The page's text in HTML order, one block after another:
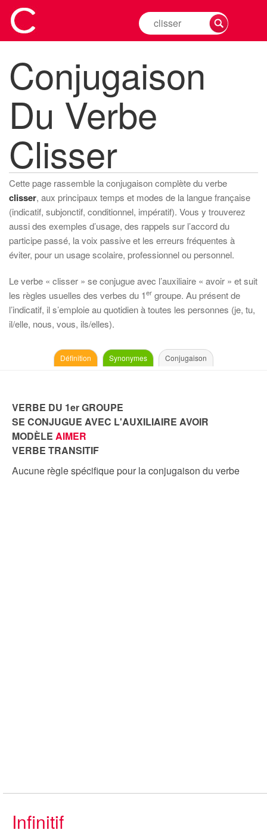
Rechercher
la
d'un
verbe
Conjugaison
Du Verbe
Clisser
Cette page rassemble la conjugaison complète du verbe
clisser, aux principaux temps et modes de la langue française
(indicatif, subjonctif, conditionnel, impératif). Vous y trouverez
aussi des exemples d’usage, des rappels sur l’accord du
participe passé, la voix passive et les erreurs fréquentes à
éviter, pour un usage scolaire, professionnel ou personnel.
Le verbe « clisser » se conjugue avec l’auxiliaire « avoir » et suit
les règles usuelles des verbes du 1er groupe. Au présent de
l’indicatif, il s’emploie au quotidien à toutes les personnes (je, tu,
il/elle, nous, vous, ils/elles).
Définition Synonymes Conjugaison
VERBE DU 1er GROUPE
SE CONJUGUE AVEC L'AUXILIAIRE AVOIR
MODÈLE AIMER
VERBE TRANSITIF
Aucune règle spécifique pour la conjugaison du verbe
Infinitif